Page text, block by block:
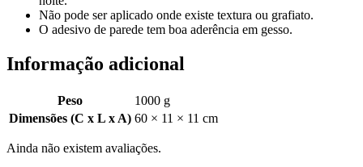
Não pode ser aplicado onde existe textura ou grafiato.
O adesivo de parede tem boa aderência em gesso.
Informação adicional
Peso
1000 g
Dimensões (C x L x A) 60 × 11 × 11 cm
Ainda não existem avaliações.